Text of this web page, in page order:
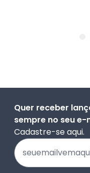
Quer receber
sempre no seu e-
Cadastre-se aqui.